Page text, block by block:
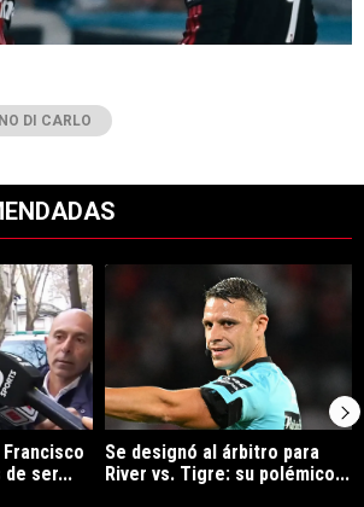
DI CARLO
con el título "Rompió el silencio: Francisco
de ser...
Un artículo de tendencia con el
Se designó al árbitro para
River vs. Tigre: su polémico...